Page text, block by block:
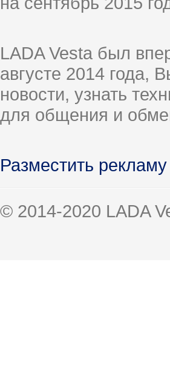
LADA Vesta был
августе 2014 года,
новости, узнать
для общения и
Разместить
© 2014-2020 LADA